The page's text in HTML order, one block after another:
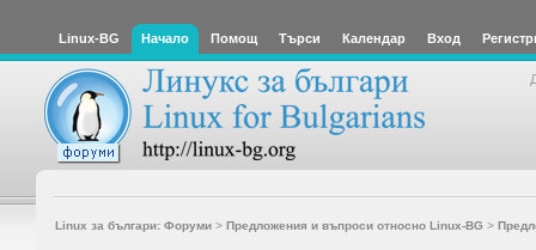
Linux-BG Начало Помощ Търси Календар Вход
Linux за българи: Форуми> Предложения и въпроси относно Linux-BG >